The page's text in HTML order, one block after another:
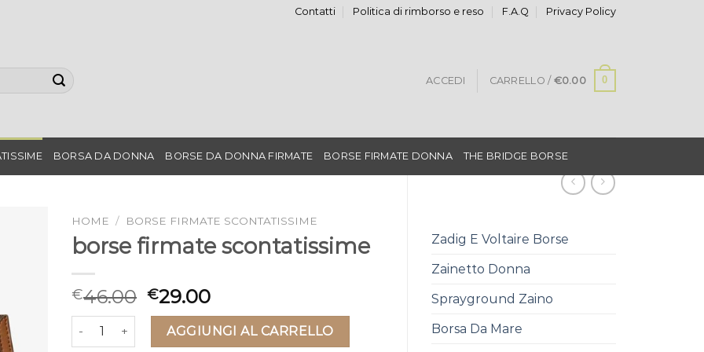
Contatti Politica di rimborso e reso F.A.Q Privacy Policy
ACCEDI CARRELLO / €0.00 0
BORSA DA DONNA BORSE DA DONNA FIRMATE BORSE FIRMATE DONNA THE BRIDGE BORSE
Zadig E Voltaire Borse
Zainetto Donna
Sprayground Zaino
Borsa Da Mare
HOME / BORSE FIRMATE SCONTATISSIME
borse firmate scontatissime
€46.00 €29.00
borse firmate scontatissime quantità
AGGIUNGI AL CARRELLO